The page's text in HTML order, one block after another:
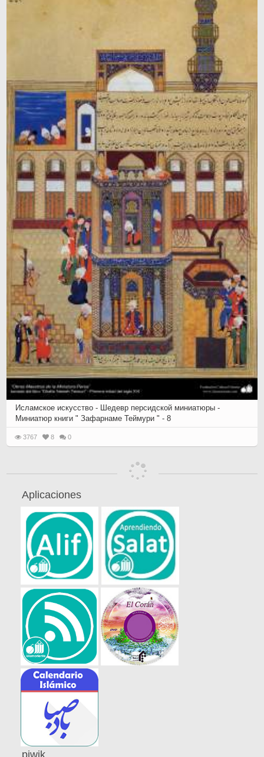
Исламское искусство - Шедевр персидской миниатюры -
Миниатюр книги " Зафарнаме Теймури " - 8
3767 8 0
Aplicaciones